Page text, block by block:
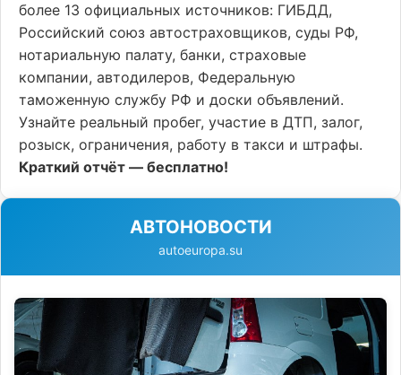
более 13 официальных источников: ГИБДД,
Российский союз автостраховщиков, суды РФ,
нотариальную палату, банки, страховые
компании, автодилеров, Федеральную
таможенную службу РФ и доски объявлений.
Узнайте реальный пробег, участие в ДТП, залог,
розыск, ограничения, работу в такси и штрафы.
Краткий отчёт — бесплатно!
АВТОНОВОСТИ
autoeuropa.su